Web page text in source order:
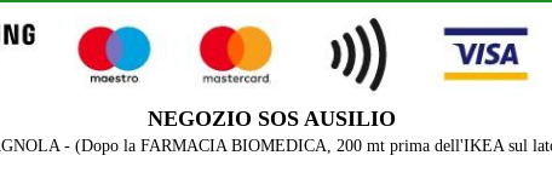
NEGOZIO SOS AUSILIO
- (Dopo la FARMACIA BIOMEDICA, 200 mt prima dell'IKEA sul